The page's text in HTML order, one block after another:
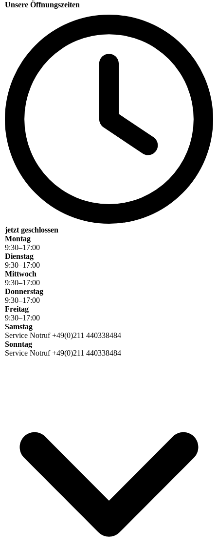
Unsere Öffnungszeiten
jetzt geschlossen
Montag
9:30–17:00
Dienstag
9:30–17:00
Mittwoch
9:30–17:00
Donnerstag
9:30–17:00
Freitag
9:30–17:00
Samstag
Service Notruf +49(0)211 440338484
Sonntag
Service Notruf +49(0)211 440338484